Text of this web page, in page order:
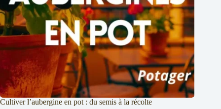
Cultiver l’aubergine en pot : du semis à la récolte